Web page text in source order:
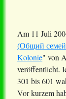
Am 11 Juli
(Общий
Kolonie" von
veröffentlicht.
301 bis 601
Vor kurzem